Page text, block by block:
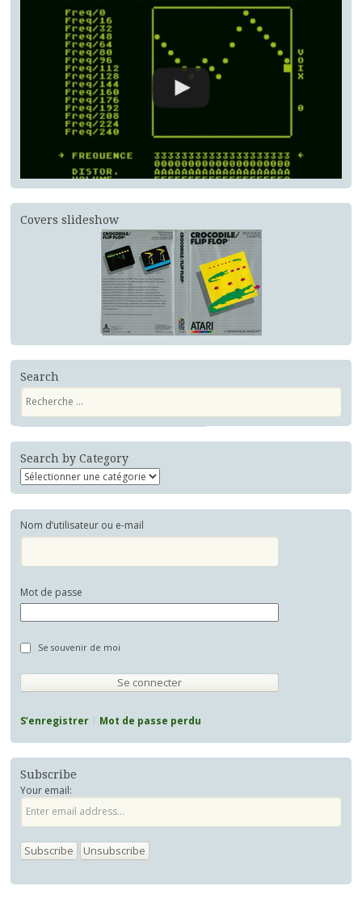
Covers slideshow
Search
Recherche
Search by Category
Nom d’utilisateur ou e-mail
Mot de passe
Se souvenir de moi
S’enregistrer Mot de passe perdu
Subscribe
Your email: